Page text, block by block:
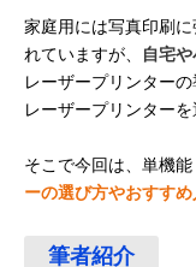
家庭用には写真印刷
れていますが、
自宅
レーザープリンター
レーザープリンター
そこで今回は、単機
ーの選び方やおすす